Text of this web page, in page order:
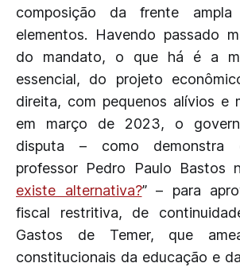
composição da frente
elementos. Havendo passado
do mandato, o que há é a
essencial, do projeto
direita, com pequenos alívios e
em março de 2023, o
disputa – como demonstra
professor Pedro Paulo Bastos
existe alternativa?” – para
fiscal restritiva, de
Gastos de Temer, que
constitucionais da educação e